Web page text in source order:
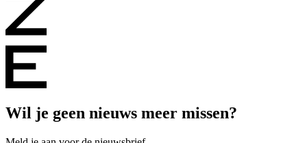
Wil je geen nieuws meer missen?